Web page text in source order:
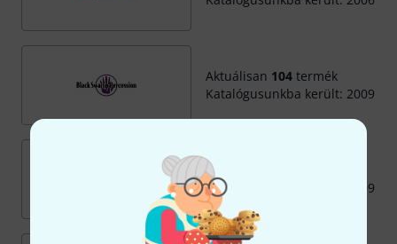
Aktuálisan 104termék
Katalógusunkba került: 2009
Aktuálisan
Katalógusunkba került: 2009